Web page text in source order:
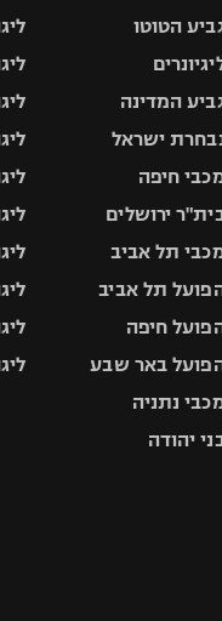
הטוטו
המדינה
ישראל
חיפה
ירושלים
תל אביב
תל אביב
חיפה
באר שבע
נתניה
יהודה